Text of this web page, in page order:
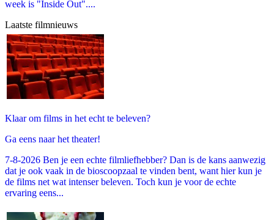
week is "Inside Out"....
Laatste filmnieuws
Klaar om films in het echt te beleven?
Ga eens naar het theater!
7-8-2026 Ben je een echte filmliefhebber? Dan is de kans aanwezig
dat je ook vaak in de bioscoopzaal te vinden bent, want hier kun je
de films net wat intenser beleven. Toch kun je voor de echte
ervaring eens...